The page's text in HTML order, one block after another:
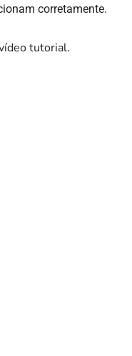
corretamente.
tutorial.